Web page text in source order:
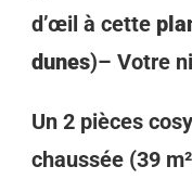
d’œil à cette
dunes)– Votre
Un 2 pièces
chaussée (39